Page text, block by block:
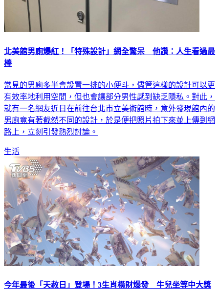
北美館男廁爆紅！「特殊設計」網全驚呆 他讚：人生看過最
棒
常見的男廁多半會設置一排的小便斗，儘管這樣的設計可以更
有效率地利用空間，但也會讓部分男性感到缺乏隱私。對此，
就有一名網友近日在前往台北市立美術館時，意外發現館內的
男廁竟有著截然不同的設計，於是便把照片拍下來並上傳到網
路上，立刻引發熱烈討論。
生活
今年最後「天赦日」登場！3生肖橫財爆發 牛兒坐等中大獎